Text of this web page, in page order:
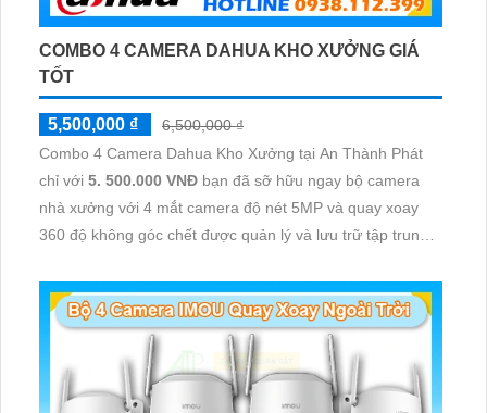
COMBO 4 CAMERA DAHUA KHO XƯỞNG GIÁ
TỐT
5,500,000 ₫
6,500,000 ₫
Combo 4 Camera Dahua Kho Xưởng tại An Thành Phát
chỉ với 5. 500.000 VNĐ bạn đã sỡ hữu ngay bộ camera
nhà xưởng với 4 mắt camera độ nét 5MP và quay xoay
360 độ không góc chết được quản lý và lưu trữ tập trung